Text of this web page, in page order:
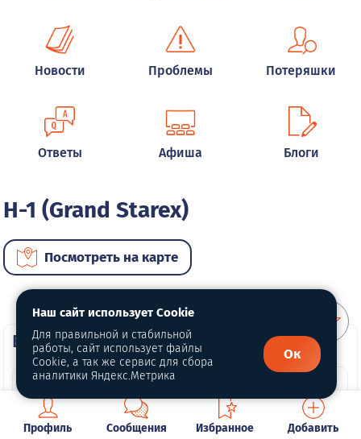
Новости Проблемы Потеряшки
Ответы Афиша Блоги
H-1 (Grand Starex)
Посмотреть на карте
ВИП автомобили
Профиль Сообщения Избранное Добавить
Наш сайт использует Cookie
Для правильной и стабильной
работы, сайт использует файлы
Cookie, а так же сервис для сбора
аналитики Яндекс.Метрика
Ок